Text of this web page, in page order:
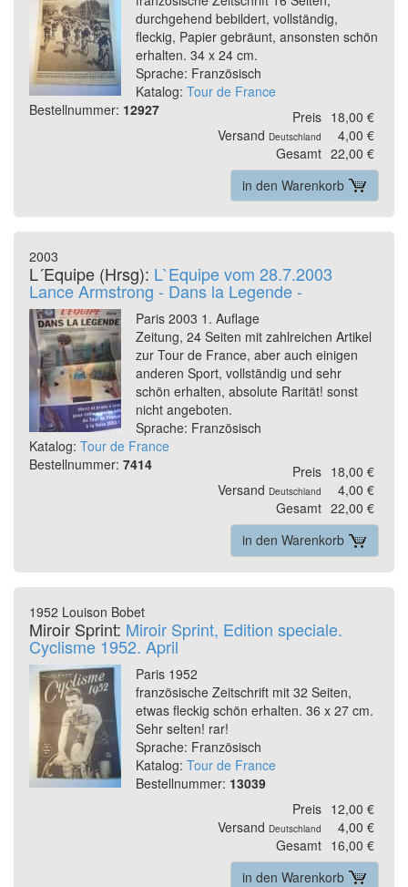
durchgehend bebildert, vollständig,
fleckig, Papier gebräunt, ansonsten schön
erhalten. 34 x 24 cm.
Sprache: Französisch
Katalog: Tour de France
Bestellnummer: 12927 Preis 18,00 €
Versand Deutschland
4,00 €
Gesamt 22,00 €
in den Warenkorb
2003
L´Equipe (Hrsg): L`Equipe vom 28.7.2003
Lance Armstrong - Dans la Legende -
Paris 2003 1. Auflage
Zeitung, 24 Seiten mit zahlreichen Artikel
zur Tour de France, aber auch einigen
anderen Sport, vollständig und sehr
schön erhalten, absolute Rarität! sonst
nicht angeboten.
Sprache: Französisch
Katalog: Tour de France
Bestellnummer: 7414 Preis 18,00 €
Versand Deutschland
4,00 €
Gesamt 22,00 €
in den Warenkorb
1952 Louison Bobet
Miroir Sprint: Miroir Sprint, Edition speciale.
Cyclisme 1952. April
Paris 1952
französische Zeitschrift mit 32 Seiten,
etwas fleckig schön erhalten. 36 x 27 cm.
Sehr selten! rar!
Sprache: Französisch
Katalog: Tour de France
Bestellnummer: 13039
Preis 12,00 €
Versand Deutschland
4,00 €
Gesamt 16,00 €
in den Warenkorb